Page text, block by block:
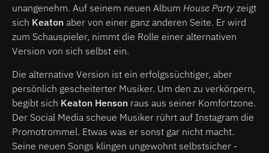
unangenehm. Auf seinem neuen Album House Party zeigt
sich Keaton aber von einer ganz anderen Seite. Er wird
zum Schauspieler, nimmt die Rolle einer alternativen
Version von sich selbst ein.
Die alternative Version ist ein erfolgssüchtiger, aber
persönlich gescheiterter Musiker. Um den zu verkörpern,
begibt sich Keaton Henson raus aus seiner Komfortzone.
Der Social Media scheue Musiker rührt auf Instagram die
Promotrommel. Etwas was er sonst gar nicht macht.
Seine neuen Songs klingen ungewohnt selbstsicher -